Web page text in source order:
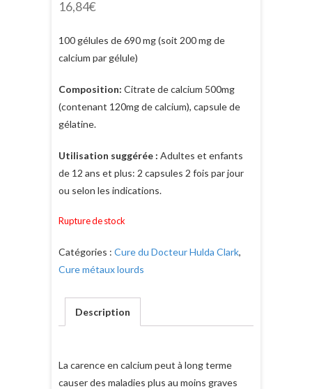
16,84€
100 gélules de 690 mg (soit 200 mg de
calcium par gélule)
Composition: Citrate de calcium 500mg
(contenant 120mg de calcium), capsule de
gélatine.
Utilisation suggérée : Adultes et enfants
de 12 ans et plus: 2 capsules 2 fois par jour
ou selon les indications.
Rupture de stock
Catégories : Cure du Docteur Hulda Clark,
Cure métaux lourds
Description
La carence en calcium peut à long terme
causer des maladies plus au moins graves